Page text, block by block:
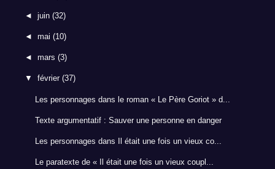
◄juin(32)
◄mai(10)
◄mars(3)
▼février(37)
Les personnages dans le roman « Le Père Goriot » d...
Texte argumentatif : Sauver une personne en danger
Les personnages dans Il était une fois un vieux co...
Le paratexte de « Il était une fois un vieux coupl...